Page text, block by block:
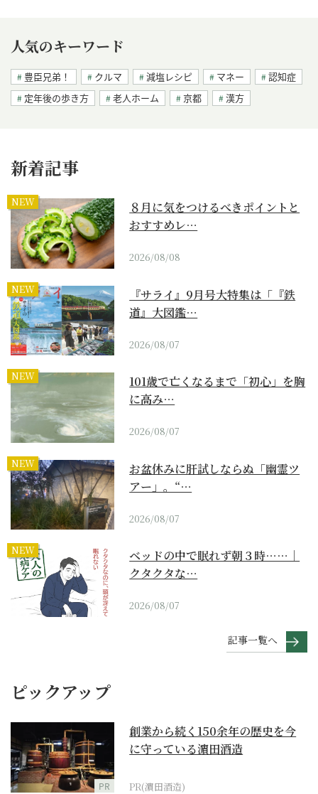
人気のキーワード
豊臣兄弟！ クルマ 減塩レシピ マネー
認知症
定年後の歩き方
老人ホーム 京都 漢方
新着記事
NEW
８月に気をつけるべきポイントと
おすすめレ…
2026/08/08
NEW
『サライ』9月号大特集は「『鉄
道』大図鑑…
2026/08/07
NEW
101歳で亡くなるまで「初心」を胸
に高み…
2026/08/07
NEW
お盆休みに肝試しならぬ「幽霊ツ
アー」。“…
2026/08/07
NEW
ベッドの中で眠れず朝３時……｜
クタクタな…
2026/08/07
記事一覧へ
ピックアップ
PR
創業から続く150余年の歴史を今
に守っている濵田酒造
PR(濵田酒造)